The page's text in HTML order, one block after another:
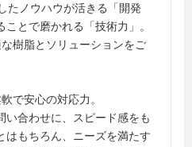
たノウハウが活きる「開発
とで磨かれる「技術力」。
樹脂とソリューションをご
で安心の対応力。
い合わせに、スピード感をも
はもちろん、ニーズを満たす